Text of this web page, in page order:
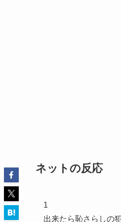
ネットの反応
1
出来たら恥さらしの